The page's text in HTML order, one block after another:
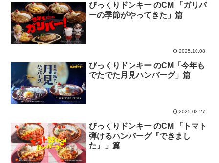
びっくりドンキー のCM 「ガリバ
ーの季節がやってきた」篇
2025.10.08
びっくりドンキー のCM「今年も
でたでた月見ハンバーグ」篇
2025.08.27
びっくりドンキー のCM 「トマト
弾けるハンバーグ『できまし
た』」篇